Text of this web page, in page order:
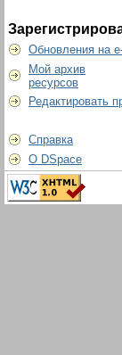
Обновления на
Мой архив
ресурсов
Редактировать
Справка
О DSpace